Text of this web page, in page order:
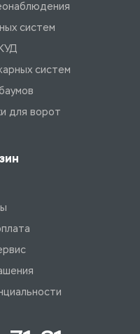
систем
систем
для ворот